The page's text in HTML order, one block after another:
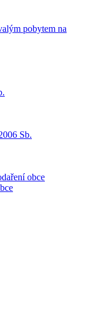
pobytem na
Sb.
obce